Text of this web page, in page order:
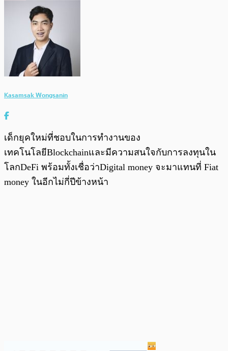
Kasamsak Wongsanin
เด็กยุคใหม่ที่ชอบในการทำงานของ
เทคโนโลยีBlockchainและมีความสนใจกับการลงทุนใน
โลกDeFi พร้อมทั้งเชื่อว่าDigital money จะมาแทนที่ Fiat
money ในอีกไม่กี่ปีข้างหน้า